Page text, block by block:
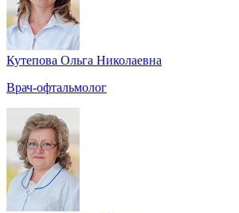
Кутепова Ольга Николаевна
Врач-офтальмолог